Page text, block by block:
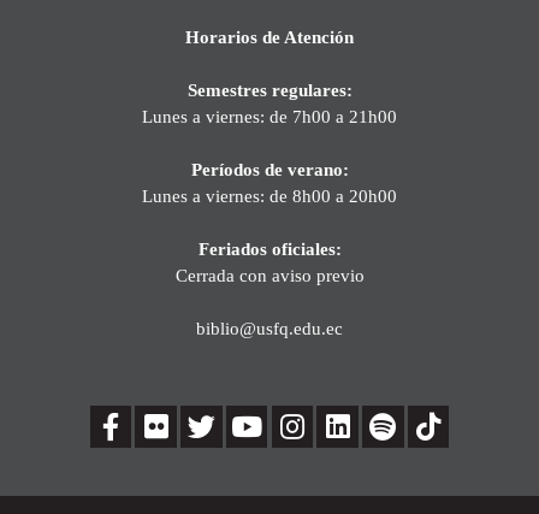
Horarios de Atención
Semestres regulares:
Lunes a viernes: de 7h00 a 21h00
Períodos de verano:
Lunes a viernes: de 8h00 a 20h00
Feriados oficiales:
Cerrada con aviso previo
biblio@usfq.edu.ec